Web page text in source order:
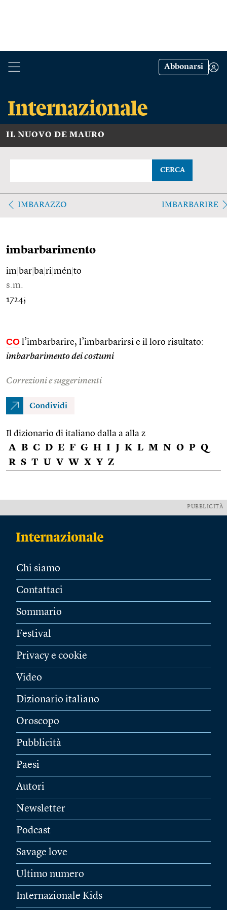
Abbonarsi
IL NUOVO DE MAURO
CERCA
IMBARAZZO IMBARBARIRE
imbarbarimento
im bar ba ri mén to
s.m.
1724;
CO l’imbarbarire, l’imbarbarirsi e il loro risultato:
imbarbarimento dei costumi
Correzioni e suggerimenti
Condividi
Il dizionario di italiano dalla a alla z
A B C D E F G H I J K L M N O P Q
R S T U V W X Y Z
PUBBLICITÀ
Chi siamo
Contattaci
Sommario
Festival
Privacy e cookie
Video
Dizionario italiano
Oroscopo
Pubblicità
Paesi
Autori
Newsletter
Podcast
Savage love
Ultimo numero
Internazionale Kids